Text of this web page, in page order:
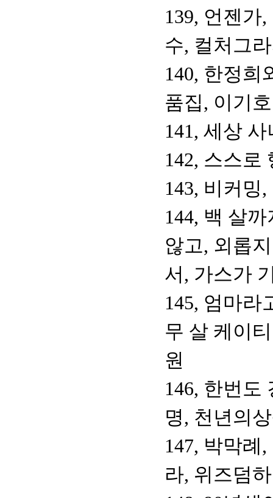
139, 언젠가
수, 컬처그
140, 한정희
품집, 이기
141, 세상
142, 스스로
143, 비커밍
144, 백 살
않고, 외롭
서, 가스가
145, 엄마라
무 살 케이
원
146, 한번도
명, 천년의
147, 박막례
라, 위즈덤